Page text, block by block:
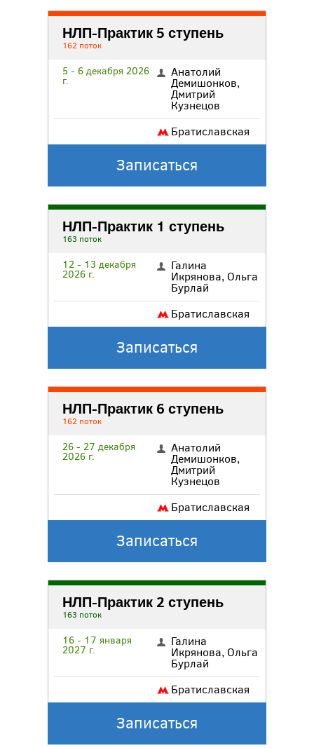
НЛП-Практик 5 ступень
162 поток
5 - 6 декабря 2026
г.
Анатолий
Демишонков,
Дмитрий
Кузнецов
Братиславская
Записаться
НЛП-Практик 1 ступень
163 поток
12 - 13 декабря
2026 г.
Галина
Икрянова, Ольга
Бурлай
Братиславская
Записаться
НЛП-Практик 6 ступень
162 поток
26 - 27 декабря
2026 г.
Анатолий
Демишонков,
Дмитрий
Кузнецов
Братиславская
Записаться
НЛП-Практик 2 ступень
163 поток
16 - 17 января
2027 г.
Галина
Икрянова, Ольга
Бурлай
Братиславская
Записаться